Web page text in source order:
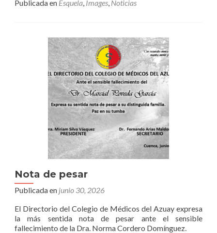
Publicada en Esquela, Images, Noticias
Nota de pesar
Publicada en junio 30, 2026
El Directorio del Colegio de Médicos del Azuay expresa
la más sentida nota de pesar ante el sensible
fallecimiento de la Dra. Norma Cordero Domínguez.